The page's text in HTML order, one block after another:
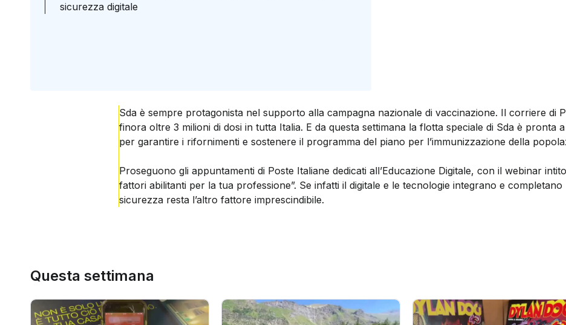
sicurezza digitale
Sda è sempre protagonista nel supporto alla campagna nazionale di vaccinazione. Il corriere di
finora oltre 3 milioni di dosi in tutta Italia. E da questa settimana la flotta speciale di Sda è pronta
per garantire i rifornimenti e sostenere il programma del piano per l’immunizzazione della
Proseguono gli appuntamenti di Poste Italiane dedicati all’Educazione Digitale, con il webinar
fattori abilitanti per la tua professione”. Se infatti il digitale e le tecnologie integrano e
sicurezza resta l’altro fattore imprescindibile.
Questa settimana